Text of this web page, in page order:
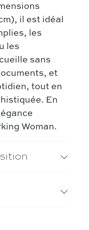
Vuitton
Vuitton
il est idéal
les
les
sans
et
tout en
En
Woman.